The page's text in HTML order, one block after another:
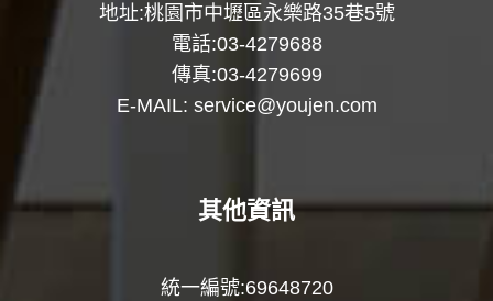
地址:桃園市中壢區永樂路35巷5號
電話:03-4279688
傳真:03-4279699
E-MAIL: service@youjen.com
其他資訊
統一編號:69648720